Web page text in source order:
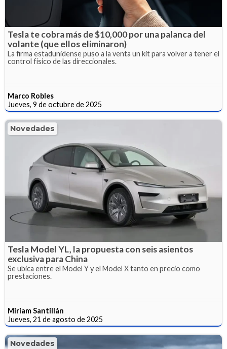
Tesla te cobra más de $10,000 por una palanca del
volante (que ellos eliminaron)
La firma estadunidense puso a la venta un kit para volver a tener el
control físico de las direccionales.
Marco Robles
Jueves, 9 de octubre de 2025
Novedades
Tesla Model YL, la propuesta con seis asientos
exclusiva para China
Se ubica entre el Model Y y el Model X tanto en precio como
prestaciones.
Miriam Santillán
Jueves, 21 de agosto de 2025
Novedades